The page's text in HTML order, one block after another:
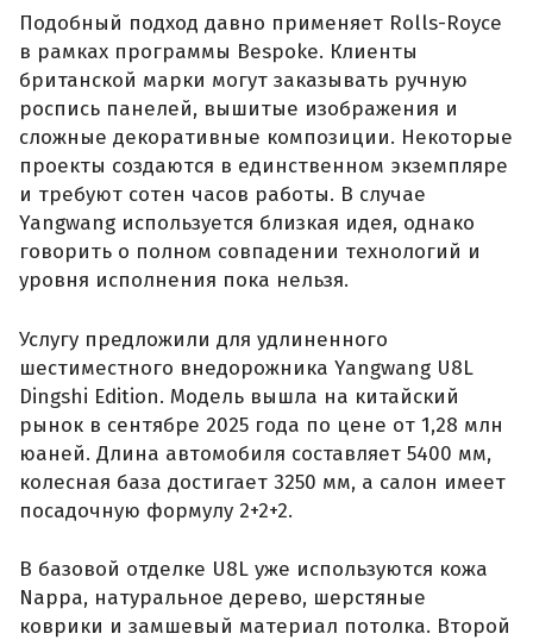
Подобный подход давно применяет Rolls-Royce
в рамках программы Bespoke. Клиенты
британской марки могут заказывать ручную
роспись панелей, вышитые изображения и
сложные декоративные композиции. Некоторые
проекты создаются в единственном экземпляре
и требуют сотен часов работы. В случае
Yangwang используется близкая идея, однако
говорить о полном совпадении технологий и
уровня исполнения пока нельзя.
Услугу предложили для удлиненного
шестиместного внедорожника Yangwang U8L
Dingshi Edition. Модель вышла на китайский
рынок в сентябре 2025 года по цене от 1,28 млн
юаней. Длина автомобиля составляет 5400 мм,
колесная база достигает 3250 мм, а салон имеет
посадочную формулу 2+2+2.
В базовой отделке U8L уже используются кожа
Nappa, натуральное дерево, шерстяные
коврики и замшевый материал потолка. Второй